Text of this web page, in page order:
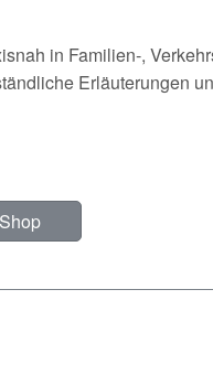
in Familien‑,
Erläuterungen